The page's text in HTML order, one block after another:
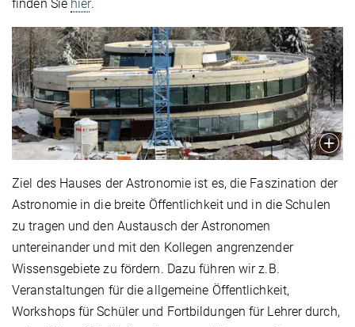
finden Sie hier.
Ziel des Hauses der Astronomie ist es, die Faszination der
Astronomie in die breite Öffentlichkeit und in die Schulen
zu tragen und den Austausch der Astronomen
untereinander und mit den Kollegen angrenzender
Wissensgebiete zu fördern. Dazu führen wir z.B.
Veranstaltungen für die allgemeine Öffentlichkeit,
Workshops für Schüler und Fortbildungen für Lehrer durch,